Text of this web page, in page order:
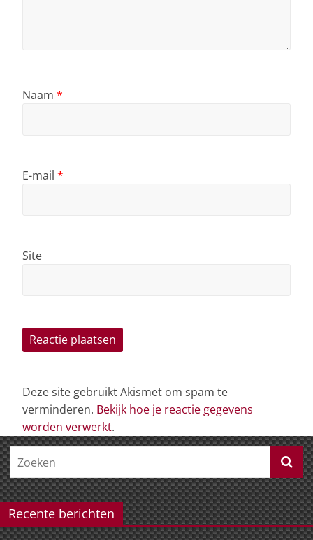
Naam *
E-mail *
Site
Deze site gebruikt Akismet om spam te
verminderen. Bekijk hoe je reactie gegevens
worden verwerkt.
Recente berichten